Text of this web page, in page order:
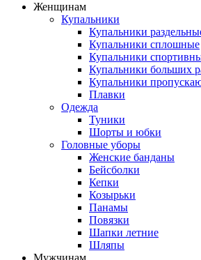
Женщинам
Купальники
Купальники
Купальники сплошные
Купальники
Купальники больших
Купальники
Плавки
Одежда
Туники
Шорты и юбки
Головные уборы
Женские банданы
Бейсболки
Кепки
Козырьки
Панамы
Повязки
Шапки летние
Шляпы
Мужчинам